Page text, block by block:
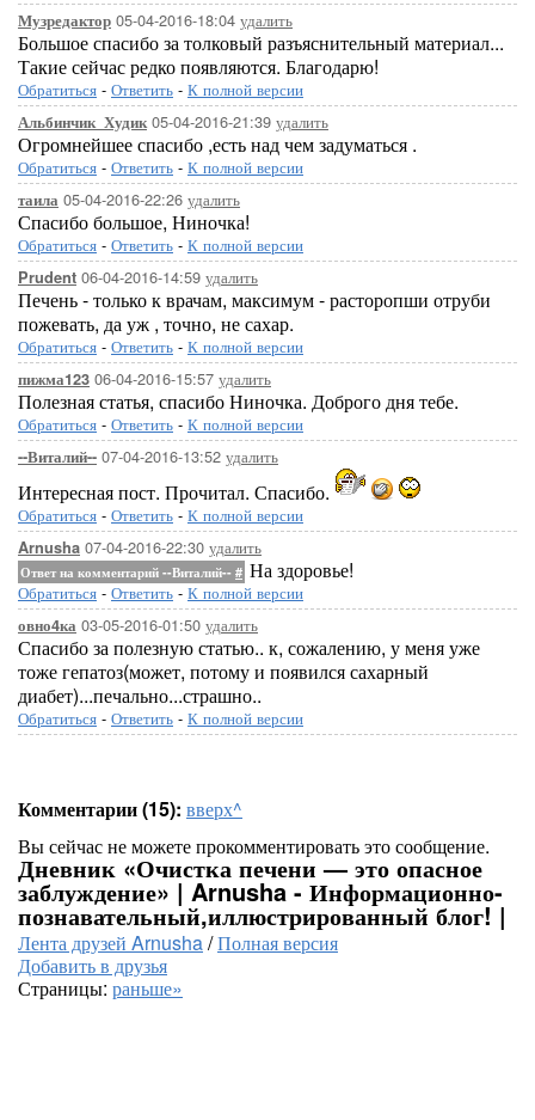
Музредактор 05-04-2016-18:04 удалить
Большое спасибо за толковый разъяснительный материал...
Такие сейчас редко появляются. Благодарю!
Обратиться - Ответить - К полной версии
Альбинчик_Худик05-04-2016-21:39 удалить
Огромнейшее спасибо ,есть над чем задуматься .
Обратиться - Ответить - К полной версии
таила 05-04-2016-22:26 удалить
Спасибо большое, Ниночка!
Обратиться - Ответить - К полной версии
Prudent 06-04-2016-14:59 удалить
Печень - только к врачам, максимум - расторопши отруби
пожевать, да уж , точно, не сахар.
Обратиться - Ответить - К полной версии
пижма123 06-04-2016-15:57 удалить
Полезная статья, спасибо Ниночка. Доброго дня тебе.
Обратиться - Ответить - К полной версии
--Виталий-- 07-04-2016-13:52 удалить
Интересная пост. Прочитал. Спасибо.
Обратиться - Ответить - К полной версии
Arnusha 07-04-2016-22:30 удалить
Ответ на комментарий --Виталий-- # На здоровье!
Обратиться - Ответить - К полной версии
овно4ка 03-05-2016-01:50 удалить
Спасибо за полезную статью.. к, сожалению, у меня уже
тоже гепатоз(может, потому и появился сахарный
диабет)...печально...страшно..
Обратиться - Ответить - К полной версии
Комментарии (15): вверх^
Вы сейчас не можете прокомментировать это сообщение.
Дневник «Очистка печени — это опасное
заблуждение» | Arnusha - Информационно-
познавательный,иллюстрированный блог! |
Лента друзей Arnusha/Полная версия
Добавить в друзья
Страницы: раньше»